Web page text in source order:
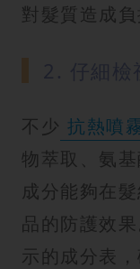
對髮質造成負
不少 抗熱噴
物萃取、氨
成分能夠在
品的防護效
示的成分表